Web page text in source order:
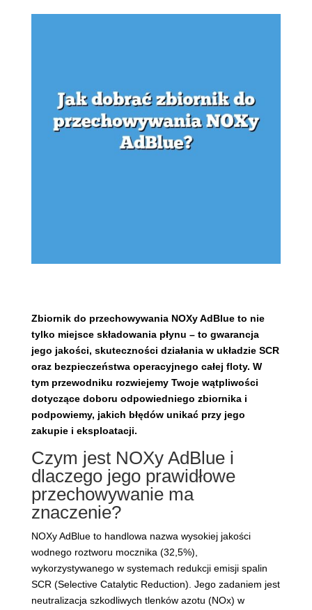
Zbiornik do przechowywania NOXy AdBlue to nie
tylko miejsce składowania płynu – to gwarancja
jego jakości, skuteczności działania w układzie SCR
oraz bezpieczeństwa operacyjnego całej floty. W
tym przewodniku rozwiejemy Twoje wątpliwości
dotyczące doboru odpowiedniego zbiornika i
podpowiemy, jakich błędów unikać przy jego
zakupie i eksploatacji.
Czym jest NOXy AdBlue i
dlaczego jego prawidłowe
przechowywanie ma
znaczenie?
NOXy AdBlue to handlowa nazwa wysokiej jakości
wodnego roztworu mocznika (32,5%),
wykorzystywanego w systemach redukcji emisji spalin
SCR (Selective Catalytic Reduction). Jego zadaniem jest
neutralizacja szkodliwych tlenków azotu (NOx) w